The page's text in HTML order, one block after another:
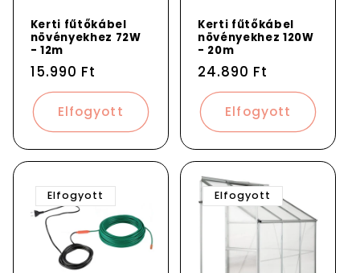
Kerti fűtőkábel
növényekhez 72W
- 12m
Normál
ár
15.990 Ft
Elfogyott
Kerti fűtőkábel
növényekhez 120W
- 20m
Normál
ár
24.890 Ft
Elfogyott
Elfogyott Elfogyott